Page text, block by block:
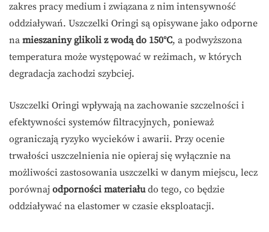
zakres pracy medium i związana z nim intensywność
oddziaływań. Uszczelki Oringi są opisywane jako odporne
na mieszaniny glikoli z wodą do 150°C, a podwyższona
temperatura może występować w reżimach, w których
degradacja zachodzi szybciej.
Uszczelki Oringi wpływają na zachowanie szczelności i
efektywności systemów filtracyjnych, ponieważ
ograniczają ryzyko wycieków i awarii. Przy ocenie
trwałości uszczelnienia nie opieraj się wyłącznie na
możliwości zastosowania uszczelki w danym miejscu, lecz
porównaj odporności materiałudo tego, co będzie
oddziaływać na elastomer w czasie eksploatacji.